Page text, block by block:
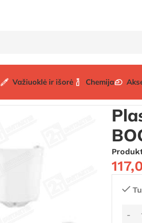
Važiuoklė ir išorė Chemija